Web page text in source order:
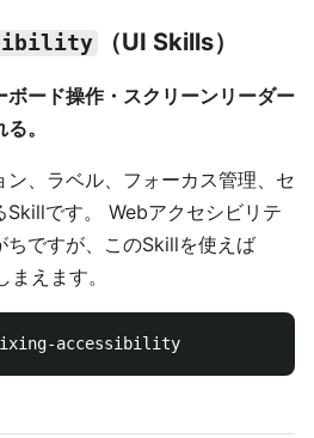
（UI Skills）
ボード操作・スクリーンリーダー
。
、ラベル、フォーカス管理、セ
Skillです。 Webアクセシビリテ
ちですが、このSkillを使えば
えます。